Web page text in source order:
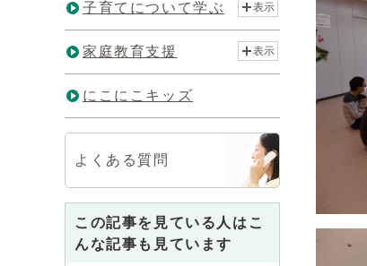
子育てについて学ぶ 表示
家庭教育支援 表示
にこにこキッズ
よくある質問
この記事を見ている人はこ
んな記事も見ています